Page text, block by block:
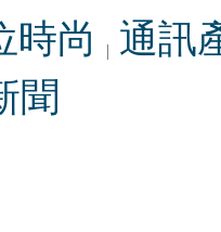
時尚
通訊
聞